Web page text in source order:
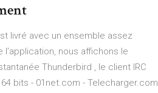
livré avec un ensemble assez
nous affichons le
Thunderbird , le client IRC
bits - 01net.com - Telecharger.com